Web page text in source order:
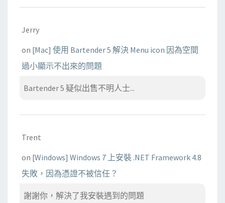
Jerry
on [Mac] 使用 Bartender 5 解決 Menu icon 因為空間
過小顯示不出來的問題
Bartender 5 疑似出售不明人士...
Trent
on [Windows] Windows 7 上安裝 .NET Framework 4.8
失敗，因為憑證不被信任？
謝謝你，解決了我安裝遇到的問題